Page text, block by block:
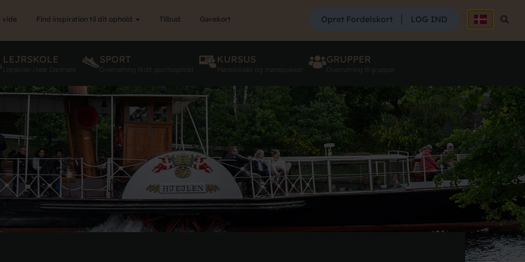
SØG
Søg
Opret Fordelskort LOG IND
vide Find inspiration til dit ophold Tilbud Gavekort
LEJRSKOLE
Lejrskoler i hele Danmark
SPORT
Overnatning til dit sportsophold
KURSUS
Mødelokaler og mødepakker
GRUPPER
Overnatning til grupper